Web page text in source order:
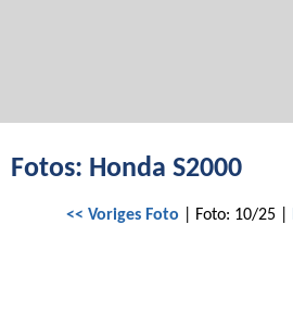
Fotos: Honda S2000
<< Voriges Foto | Foto: 10/25 |